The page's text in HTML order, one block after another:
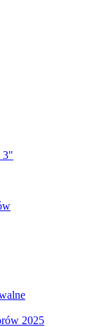
3"
2025